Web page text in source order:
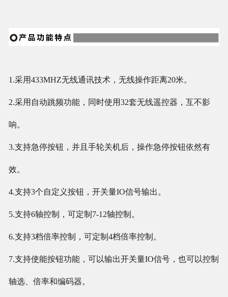
1.采用433MHZ无线通讯技术，无线操作距离20米。
2.采用自动跳频功能，同时使用32套无线遥控器，互不影
响。
3.支持急停按钮，并且手轮关机后，操作急停按钮依然有
效。
4.支持3个自定义按钮，开关量IO信号输出。
5.支持6轴控制，可定制7-12轴控制。
6.支持3档倍率控制，可定制4档倍率控制。
7.支持使能按钮功能，可以输出开关量IO信号，也可以控制
轴选、倍率和编码器。